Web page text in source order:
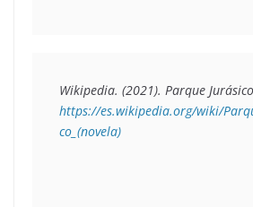
Wikipedia. (2021). Parque
https://es.wikipedia.org/wiki/
co_(novela)